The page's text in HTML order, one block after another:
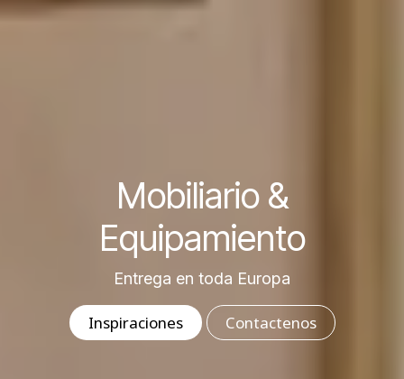
Mobiliario &
Equipamiento
Entrega en toda Europa
In​​​​​​spiraciones C​o​​​​n​​​​t​​​​a​​​​c​​​​t​​​​e​​​​n​​​​o​​​​s